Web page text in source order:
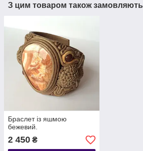
З цим товаром також замовляють
Браслет із яшмою
бежевий.
2 450 ₴